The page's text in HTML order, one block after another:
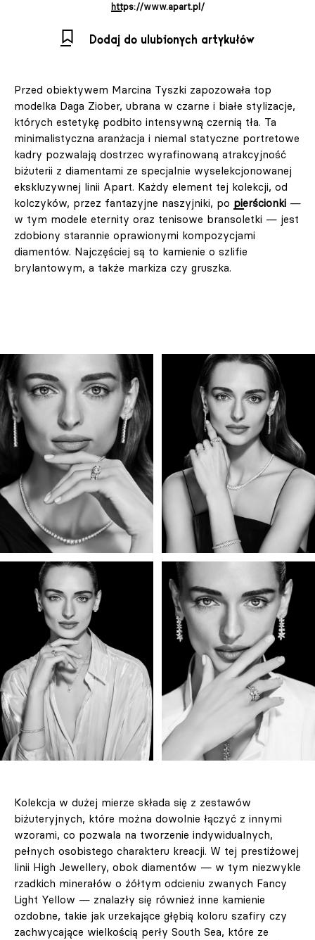
https://www.apart.pl/
Dodaj do ulubionych artykułów
Przed obiektywem Marcina Tyszki zapozowała top
modelka Daga Ziober, ubrana w czarne i białe stylizacje,
których estetykę podbito intensywną czernią tła. Ta
minimalistyczna aranżacja i niemal statyczne portretowe
kadry pozwalają dostrzec wyrafinowaną atrakcyjność
biżuterii z diamentami ze specjalnie wyselekcjonowanej
ekskluzywnej linii Apart. Każdy element tej kolekcji, od
kolczyków, przez fantazyjne naszyjniki, po pierścionki —
w tym modele eternity oraz tenisowe bransoletki — jest
zdobiony starannie oprawionymi kompozycjami
diamentów. Najczęściej są to kamienie o szlifie
brylantowym, a także markiza czy gruszka.
Kolekcja w dużej mierze składa się z zestawów
biżuteryjnych, które można dowolnie łączyć z innymi
wzorami, co pozwala na tworzenie indywidualnych,
pełnych osobistego charakteru kreacji. W tej prestiżowej
linii High Jewellery, obok diamentów — w tym niezwykle
rzadkich minerałów o żółtym odcieniu zwanych Fancy
Light Yellow — znalazły się również inne kamienie
ozdobne, takie jak urzekające głębią koloru szafiry czy
zachwycające wielkością perły South Sea, które ze